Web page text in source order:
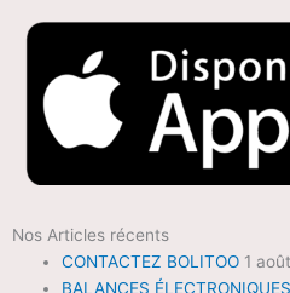
Nos Articles récents
CONTACTEZ BOLITOO 1
BALANCES